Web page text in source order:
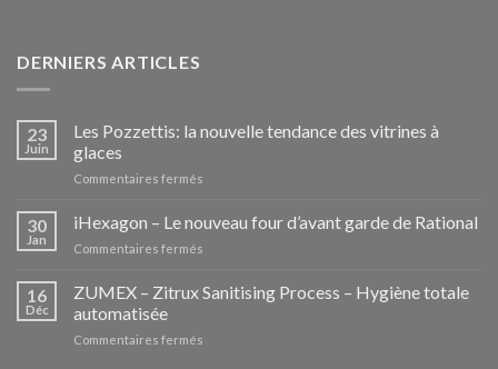
DERNIERS ARTICLES
23
Juin
Les Pozzettis: la nouvelle tendance des vitrines à
glaces
Commentaires fermés
Pozzettis:
la
des
30
Jan
iHexagon – Le nouveau four d’avant garde de Rational
Commentaires fermés
–
Le
16
Déc
ZUMEX – Zitrux Sanitising Process – Hygiène totale
automatisée
Commentaires fermés